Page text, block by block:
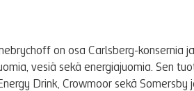
on osa Carlsberg-konsernia
vesiä sekä energiajuomia. Sen
Drink, Crowmoor sekä